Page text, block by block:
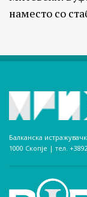
наместо со
Балканска
1000 Скопје | тел.